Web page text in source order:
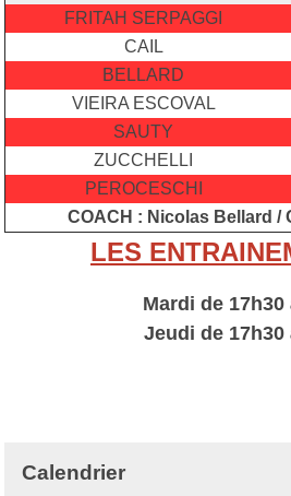
FRITAH SERPAGGI
CAIL
BELLARD
VIEIRA ESCOVAL
SAUTY
ZUCCHELLI
PEROCESCHI
COACH : Nicolas Bellard /
LES
Mardi de 17h30
Jeudi de 17h30
Calendrier